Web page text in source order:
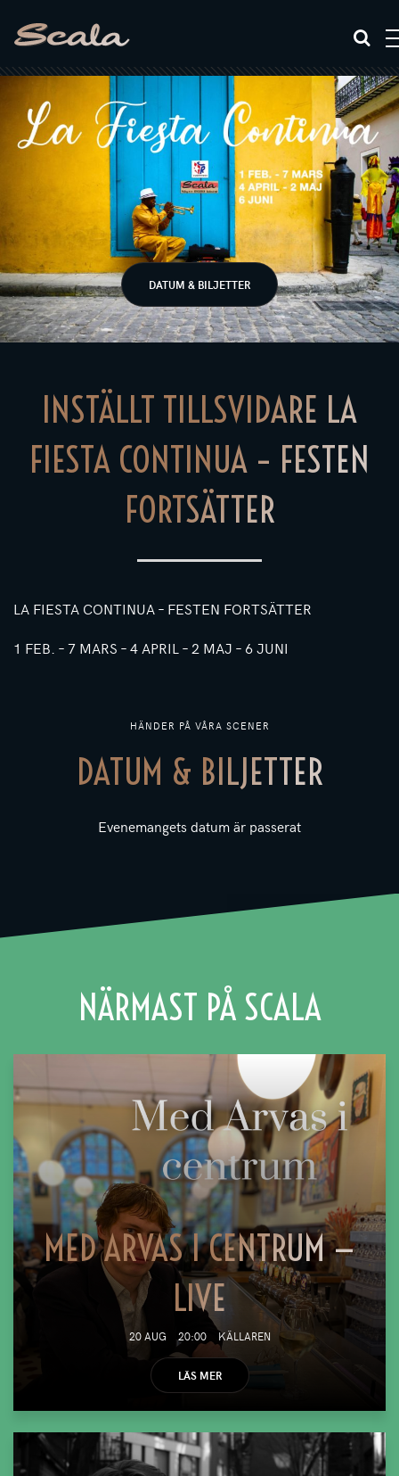
DATUM & BILJETTER
HÄNDER PÅ VÅRA SCENER
DATUM & BILJETTER
Evenemangets datum är passerat
INSTÄLLT TILLSVIDARE LA
FIESTA CONTINUA – FESTEN
FORTSÄTTER
LA FIESTA CONTINUA – FESTEN FORTSÄTTER
1 FEB. – 7 MARS – 4 APRIL – 2 MAJ – 6 JUNI
NÄRMAST PÅ SCALA
MED ARVAS I CENTRUM —
LIVE
20 AUG 20:00 KÄLLAREN
LÄS MER